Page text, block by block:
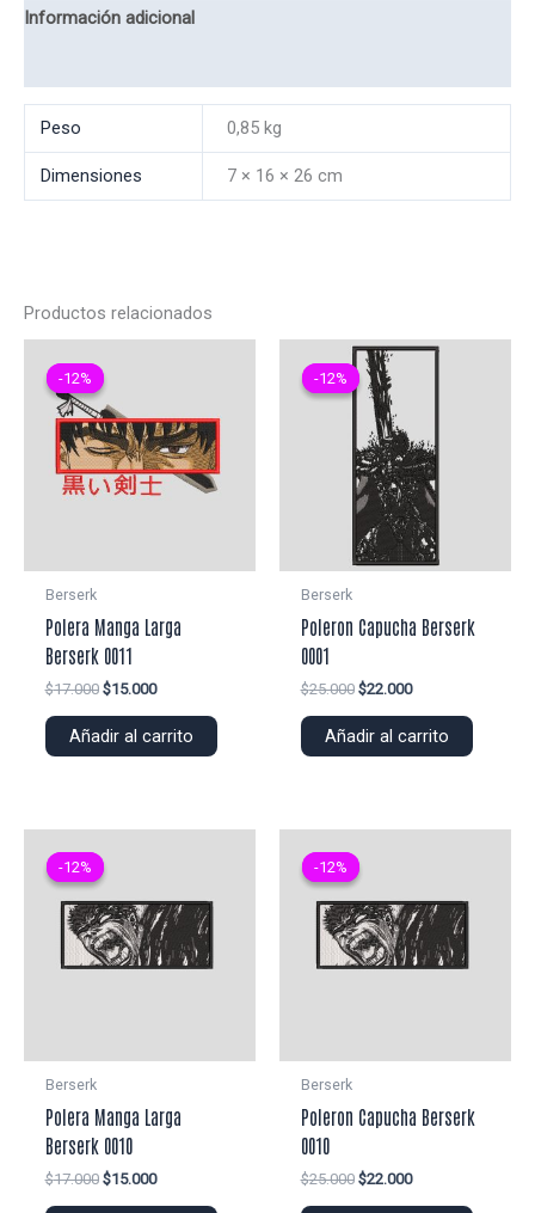
Información adicional
Peso 0,85 kg
Dimensiones 7 × 16 × 26 cm
Productos relacionados
-12%
-12%
Berserk
Polera Manga Larga
Berserk 0011
$17.000 El
original
$15.000El
actual
Añadir al carrito
-12%
-12%
Berserk
Poleron Capucha Berserk
0001
$25.000 El
original
$22.000El
actual
Añadir al carrito
-12%
-12%
Berserk
Polera Manga Larga
Berserk 0010
$17.000 El
$15.000El
-12%
-12%
Berserk
Poleron Capucha Berserk
0010
$25.000 El
$22.000El